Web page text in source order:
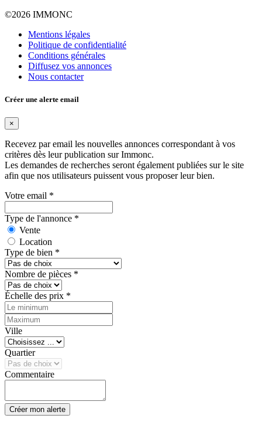
©2026 IMMONC
Mentions légales
Politique de confidentialité
Conditions générales
Diffusez vos annonces
Nous contacter
Créer une alerte email
×
Recevez par email les nouvelles annonces correspondant à vos
critères dès leur publication sur Immonc.
Les demandes de recherches seront également publiées sur le site
afin que nos utilisateurs puissent vous proposer leur bien.
Votre email *
Type de l'annonce *
Vente
Location
Type de bien *
Nombre de pièces *
Échelle des prix *
Ville
Quartier
Commentaire
Créer mon alerte